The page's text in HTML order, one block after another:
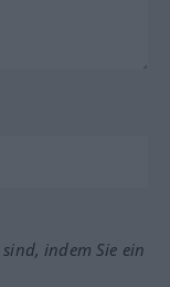
indem Sie ein